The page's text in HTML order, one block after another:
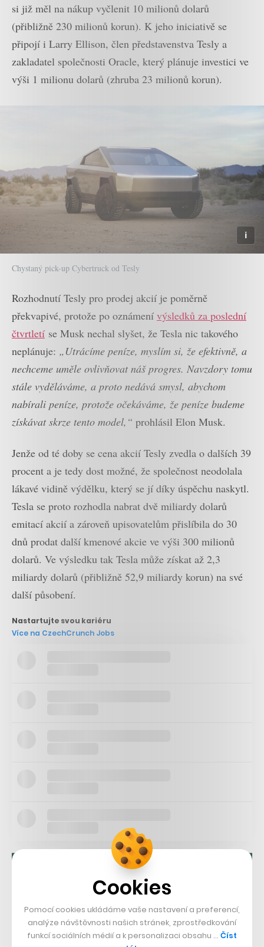
si již měl na nákup vyčlenit 10 milionů dolarů
(přibližně 230 milionů korun). K jeho iniciativě se
připojí i Larry Ellison, člen představenstva Tesly a
zakladatel společnosti Oracle, který plánuje investici ve
výši 1 milionu dolarů (zhruba 23 milionů korun).
Chystaný pick-up Cybertruck od Tesly
Rozhodnutí Tesly pro prodej akcií je poměrně
překvapivé, protože po oznámení výsledků za poslední
čtvrtletí se Musk nechal slyšet, že Tesla nic takového
neplánuje: „Utrácíme peníze, myslím si, že efektivně, a
nechceme uměle ovlivňovat náš progres. Navzdory tomu
stále vyděláváme, a proto nedává smysl, abychom
nabírali peníze, protože očekáváme, že peníze budeme
získávat skrze tento model,“ prohlásil Elon Musk.
Jenže od té doby se cena akcií Tesly zvedla o dalších 39
procent a je tedy dost možné, že společnost neodolala
lákavé vidině výdělku, který se jí díky úspěchu naskytl.
Tesla se proto rozhodla nabrat dvě miliardy dolarů
emitací akcií a zároveň upisovatelům přislíbila do 30
dnů prodat další kmenové akcie ve výši 300 milionů
dolarů. Ve výsledku tak Tesla může získat až 2,3
miliardy dolarů (přibližně 52,9 miliardy korun) na své
další působení.
Nastartujte svou kariéru
Více na CzechCrunch Jobs
Cookies
Pomocí cookies ukládáme vaše nastavení a preferencí,
analýze návštěvnosti našich stránek, zprostředkování
funkcí sociálních médií a k personalizaci obsahu … Číst